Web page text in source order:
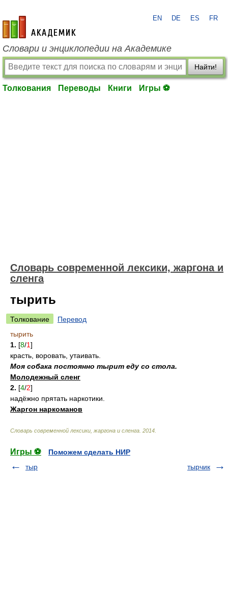
academic.ru
EN DE ES FR
Словари и энциклопедии на Академике
Найти!
Толкования Переводы Книги Игры ⚽
Cловарь современной лексики, жаргона и
сленга
тырить
Толкование
Перевод
тырить
1. [8/1]
красть, воровать, утаивать.
Моя собака постоянно тырит еду со стола.
Молодежный сленг
2. [4/2]
надёжно прятать наркотики.
Жаргон наркоманов
Cловарь современной лексики, жаргона и сленга 2014
Игры ⚽
Поможем сделать НИР
тыр
тырчик